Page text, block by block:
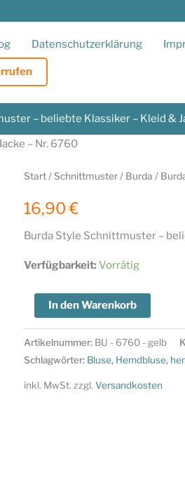
Datenschutzerklärung
– beliebte Klassiker – Kleid &
– Nr. 6760
Start/ Schnittmuster/ Burda /
16,90€
Burda Style Schnittmuster –
Verfügbarkeit: Vorrätig
Burda
Style
Schnittmuster
-
In den Warenkorb
Artikelnummer: BU - 6760 - gelb
Schlagwörter: Bluse, Hemdbluse,
inkl. MwSt. zzgl. Versandkosten